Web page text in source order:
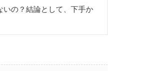
いの？結論として、下手か